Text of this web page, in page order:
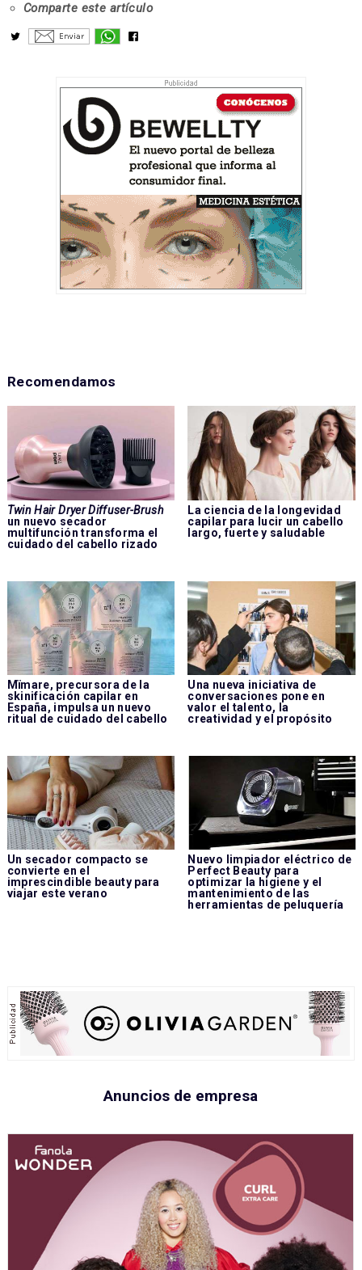
Comparte este artículo
Recomendamos
Twin Hair Dryer Diffuser-Brush
un nuevo secador
multifunción transforma el
cuidado del cabello rizado
La ciencia de la longevidad
capilar para lucir un cabello
largo, fuerte y saludable
Mïmare, precursora de la
skinificación capilar en
España, impulsa un nuevo
ritual de cuidado del cabello
Una nueva iniciativa de
conversaciones pone en
valor el talento, la
creatividad y el propósito
Un secador compacto se
convierte en el
imprescindible beauty para
viajar este verano
Nuevo limpiador eléctrico de
Perfect Beauty para
optimizar la higiene y el
mantenimiento de las
herramientas de peluquería
Anuncios de empresa